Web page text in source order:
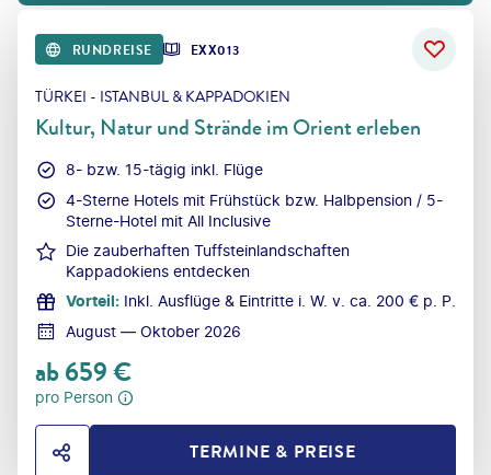
RUNDREISE EXX013
TÜRKEI - ISTANBUL & KAPPADOKIEN
Kultur, Natur und Strände im Orient erleben
8- bzw. 15-tägig inkl. Flüge
4-Sterne Hotels mit Frühstück bzw. Halbpension / 5-
Sterne-Hotel mit All Inclusive
Die zauberhaften Tuffsteinlandschaften
Kappadokiens entdecken
Vorteil: Inkl. Ausflüge & Eintritte i. W. v. ca. 200 € p. P.
August — Oktober 2026
ab659€
pro Person
HOTEL TEILENTERMINE & PREISE